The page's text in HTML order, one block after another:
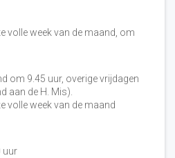
volle week van de maand, om
om 9.45 uur, overige vrijdagen
aan de H. Mis).
volle week van de maand
uur